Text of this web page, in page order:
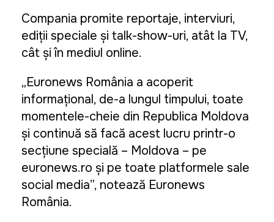
Compania promite reportaje, interviuri,
ediții speciale și talk-show-uri, atât la TV,
cât și în mediul online.
„Euronews România a acoperit
informațional, de-a lungul timpului, toate
momentele-cheie din Republica Moldova
și continuă să facă acest lucru printr-o
secțiune specială – Moldova – pe
euronews.ro și pe toate platformele sale
social media”, notează Euronews
România.